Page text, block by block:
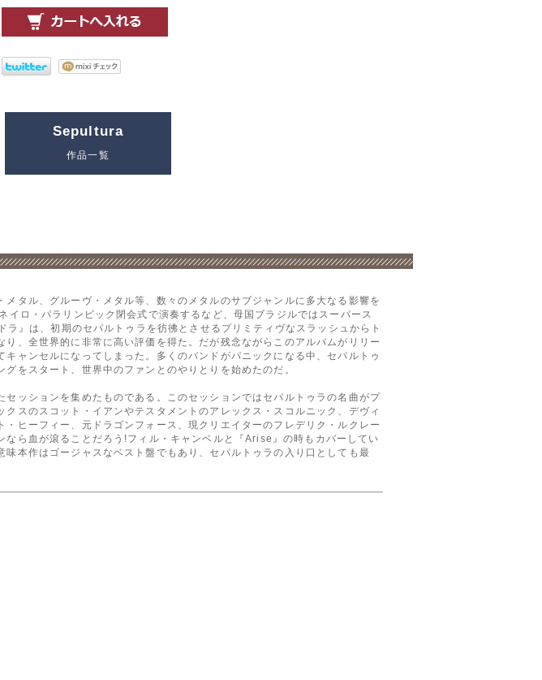
Sepultura
作品一覧
タル、グルーヴ・メタル等、数々のメタルのサブジャンルに多大なる影響を
ロ・パラリンピック閉会式で演奏するなど、母国ブラジルではスーパース
』は、初期のセパルトゥラを彷彿とさせるプリミティヴなスラッシュからト
、全世界的に非常に高い評価を得た。だが残念ながらこのアルバムがリリー
ャンセルになってしまった。多くのバンドがパニックになる中、セパルトゥ
をスタート、世界中のファンとのやりとりを始めたのだ。
ッションを集めたものである。このセッションではセパルトゥラの名曲がプ
スのスコット・イアンやテスタメントのアレックス・スコルニック、デヴィ
ヒーフィー、元ドラゴンフォース、現クリエイターのフレデリク・ルクレー
ら血が滾ることだろう!フィル・キャンベルと『Arise』の時もカバーしてい
本作はゴージャスなベスト盤でもあり、セパルトゥラの入り口としても最